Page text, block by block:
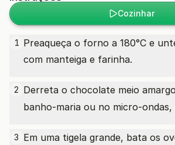
Cozinhar
1 Preaqueça o forno a 180°C e
com manteiga e farinha.
2 Derreta o chocolate meio amargo
banho-maria ou no micro-ondas,
3 Em uma tigela grande, bata os